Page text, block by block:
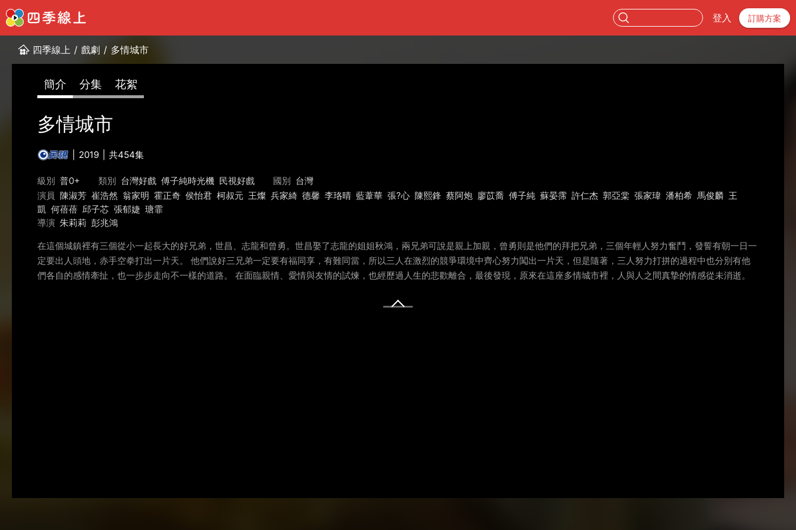
登入 訂購方案
四季線上 / 戲劇 / 多情城市
簡介 分集 花絮
多情城市
2019 共454集
級別 普0+ 類別 台灣好戲 傅子純時光機 民視好戲 國別 台灣
演員 陳淑芳 崔浩然 翁家明 霍正奇 侯怡君 柯叔元 王燦 兵家綺 德馨 李珞晴 藍葦華 張?心 陳熙鋒 蔡阿炮 廖苡喬 傅子純 蘇晏霈 許仁杰 郭亞棠 張家瑋 潘柏希 馬俊麟 王
凱 何蓓蓓 邱子芯 張郁婕 瑭霏
導演 朱莉莉 彭兆鴻
在這個城鎮裡有三個從小一起長大的好兄弟，世昌、志龍和曾勇。世昌娶了志龍的姐姐秋鴻，兩兄弟可說是親上加親，曾勇則是他們的拜把兄弟，三個年輕人努力奮鬥，發誓有朝一日一
定要出人頭地，赤手空拳打出一片天。 他們說好三兄弟一定要有福同享，有難同當，所以三人在激烈的競爭環境中齊心努力闖出一片天，但是隨著，三人努力打拼的過程中也分別有他
們各自的感情牽扯，也一步步走向不一樣的道路。 在面臨親情、愛情與友情的試煉，也經歷過人生的悲歡離合，最後發現，原來在這座多情城市裡，人與人之間真摯的情感從未消逝。